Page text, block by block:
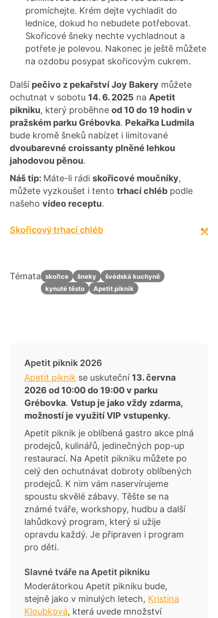
promíchejte. Krém dejte vychladit do
lednice, dokud ho nebudete potřebovat.
Skořicové šneky nechte vychladnout a
potřete je polevou. Nakonec je ještě můžete
na ozdobu posypat skořicovým cukrem.
Další pečivo z pekařství Joy Bakery můžete
ochutnat v sobotu 14. 6. 2025 na Apetit
pikniku, který proběhne od 10 do 19 hodin v
pražském parku Grébovka. Pekařka Ludmila
bude kromě šneků nabízet i limitované
dvoubarevné croissanty plněné lehkou
jahodovou pěnou.
Náš tip: Máte-li rádi skořicové moučníky,
můžete vyzkoušet i tento trhací chléb podle
našeho video receptu.
Skořicový trhací chléb
Témata skořice šneky
švédská kuchyně
kynuté těsto
Apetit piknik
Apetit piknik 2026
Apetit piknik se uskuteční 13. června
2026 od 10:00 do 19:00 v parku
Grébovka. Vstup je jako vždy zdarma,
možností je využití VIP vstupenky.
Apetit piknik je oblíbená gastro akce plná
prodejců, kulinářů, jedinečných pop-up
restaurací. Na Apetit pikniku můžete po
celý den ochutnávat dobroty oblíbených
prodejců. K nim vám naservírujeme
spoustu skvělé zábavy. Těšte se na
známé tváře, workshopy, hudbu a další
lahůdkový program, který si užije
opravdu každý. Je připraven i program
pro děti.
Slavné tváře na Apetit pikniku
Moderátorkou Apetit pikniku bude,
stejně jako v minulých letech, Kristina
Kloubková, která uvede množství